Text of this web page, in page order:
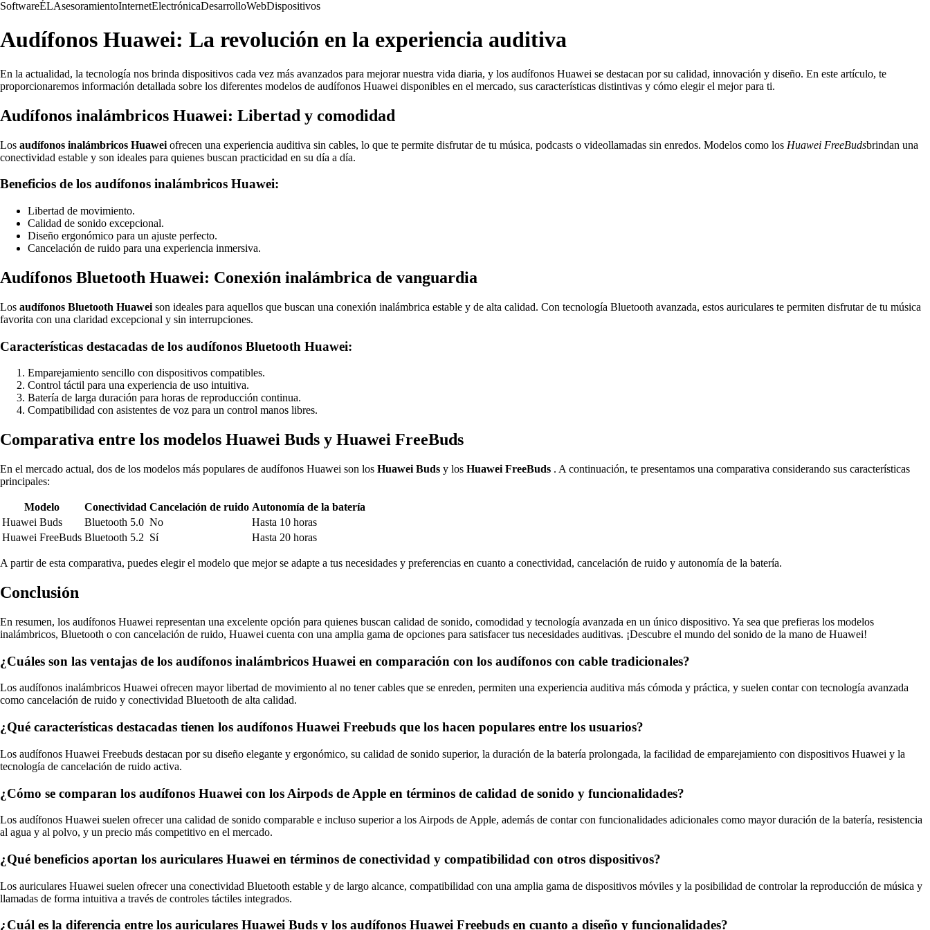
SoftwareÉLAsesoramientoInternetElectrónicaDesarrolloWebDispositivos
Audífonos Huawei: La revolución en la experiencia auditiva
En la actualidad, la tecnología nos brinda dispositivos cada vez más avanzados para mejorar nuestra vida diaria, y los audífonos Huawei se destacan por su calidad, innovación y diseño. En este artículo, te
proporcionaremos información detallada sobre los diferentes modelos de audífonos Huawei disponibles en el mercado, sus características distintivas y cómo elegir el mejor para ti.
Audífonos inalámbricos Huawei: Libertad y comodidad
Los audífonos inalámbricos Huawei ofrecen una experiencia auditiva sin cables, lo que te permite disfrutar de tu música, podcasts o videollamadas sin enredos. Modelos como los Huawei FreeBudsbrindan una
conectividad estable y son ideales para quienes buscan practicidad en su día a día.
Beneficios de los audífonos inalámbricos Huawei:
Libertad de movimiento.
Calidad de sonido excepcional.
Diseño ergonómico para un ajuste perfecto.
Cancelación de ruido para una experiencia inmersiva.
Audífonos Bluetooth Huawei: Conexión inalámbrica de vanguardia
Los audífonos Bluetooth Huawei son ideales para aquellos que buscan una conexión inalámbrica estable y de alta calidad. Con tecnología Bluetooth avanzada, estos auriculares te permiten disfrutar de tu música
favorita con una claridad excepcional y sin interrupciones.
Características destacadas de los audífonos Bluetooth Huawei:
Emparejamiento sencillo con dispositivos compatibles.
Control táctil para una experiencia de uso intuitiva.
Batería de larga duración para horas de reproducción continua.
Compatibilidad con asistentes de voz para un control manos libres.
Comparativa entre los modelos Huawei Buds y Huawei FreeBuds
En el mercado actual, dos de los modelos más populares de audífonos Huawei son los Huawei Buds y los Huawei FreeBuds . A continuación, te presentamos una comparativa considerando sus características
principales:
Modelo Conectividad Cancelación de ruido Autonomía de la batería
Huawei Buds
Bluetooth 5.0 No
Hasta 10 horas
Huawei FreeBuds Bluetooth 5.2 Sí Hasta 20 horas
A partir de esta comparativa, puedes elegir el modelo que mejor se adapte a tus necesidades y preferencias en cuanto a conectividad, cancelación de ruido y autonomía de la batería.
Conclusión
En resumen, los audífonos Huawei representan una excelente opción para quienes buscan calidad de sonido, comodidad y tecnología avanzada en un único dispositivo. Ya sea que prefieras los modelos
inalámbricos, Bluetooth o con cancelación de ruido, Huawei cuenta con una amplia gama de opciones para satisfacer tus necesidades auditivas. ¡Descubre el mundo del sonido de la mano de Huawei!
¿Cuáles son las ventajas de los audífonos inalámbricos Huawei en comparación con los audífonos con cable tradicionales?
Los audífonos inalámbricos Huawei ofrecen mayor libertad de movimiento al no tener cables que se enreden, permiten una experiencia auditiva más cómoda y práctica, y suelen contar con tecnología avanzada
como cancelación de ruido y conectividad Bluetooth de alta calidad.
¿Qué características destacadas tienen los audífonos Huawei Freebuds que los hacen populares entre los usuarios?
Los audífonos Huawei Freebuds destacan por su diseño elegante y ergonómico, su calidad de sonido superior, la duración de la batería prolongada, la facilidad de emparejamiento con dispositivos Huawei y la
tecnología de cancelación de ruido activa.
¿Cómo se comparan los audífonos Huawei con los Airpods de Apple en términos de calidad de sonido y funcionalidades?
Los audífonos Huawei suelen ofrecer una calidad de sonido comparable e incluso superior a los Airpods de Apple, además de contar con funcionalidades adicionales como mayor duración de la batería, resistencia
al agua y al polvo, y un precio más competitivo en el mercado.
¿Qué beneficios aportan los auriculares Huawei en términos de conectividad y compatibilidad con otros dispositivos?
Los auriculares Huawei suelen ofrecer una conectividad Bluetooth estable y de largo alcance, compatibilidad con una amplia gama de dispositivos móviles y la posibilidad de controlar la reproducción de música y
llamadas de forma intuitiva a través de controles táctiles integrados.
¿Cuál es la diferencia entre los auriculares Huawei Buds y los audífonos Huawei Freebuds en cuanto a diseño y funcionalidades?